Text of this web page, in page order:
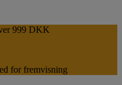
999 DKK
for fremvisning